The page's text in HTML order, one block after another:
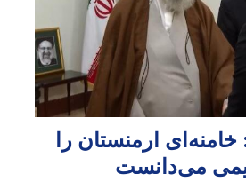
ارمنستان را
می‌دانست